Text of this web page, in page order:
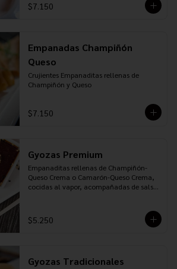
$7.150
Empanadas Champiñón
Queso
Crujientes Empanaditas rellenas de
Champiñón y Queso
$7.150
Gyozas Premium
Empanaditas rellenas de Champiñón-
Queso Crema o Camarón-Queso Crema,
cocidas al vapor, acompañadas de salsa
$5.250
Gyozas Tradicionales